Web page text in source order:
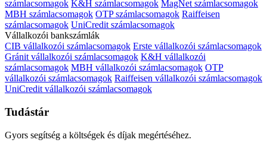
számlacsomagok K&H számlacsomagok MagNet számlacsomagok
MBH számlacsomagok OTP számlacsomagok Raiffeisen
számlacsomagok UniCredit számlacsomagok
Vállalkozói bankszámlák
CIB vállalkozói számlacsomagok Erste vállalkozói számlacsomagok
Gránit vállalkozói számlacsomagok K&H vállalkozói
számlacsomagok MBH vállalkozói számlacsomagok OTP
vállalkozói számlacsomagok Raiffeisen vállalkozói számlacsomagok
UniCredit vállalkozói számlacsomagok
Tudástár
Gyors segítség a költségek és díjak megértéséhez.